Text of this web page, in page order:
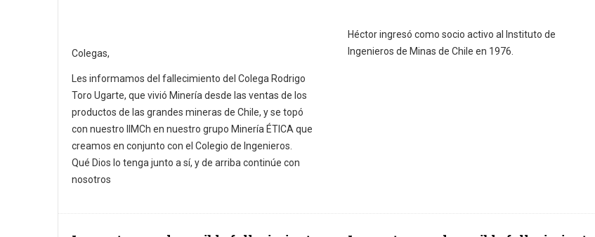
Colegas,
Les informamos del fallecimiento del Colega Rodrigo
Toro Ugarte, que vivió Minería desde las ventas de los
productos de las grandes mineras de Chile, y se topó
con nuestro IIMCh en nuestro grupo Minería ÉTICA que
creamos en conjunto con el Colegio de Ingenieros.
Qué Dios lo tenga junto a sí, y de arriba continúe con
nosotros
Héctor ingresó como socio activo al Instituto de
Ingenieros de Minas de Chile en 1976.